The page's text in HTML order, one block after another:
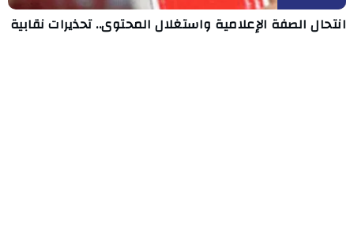
انتحال الصفة الإعلامية واستغلال المحتوى.. تحذيرات نقابية